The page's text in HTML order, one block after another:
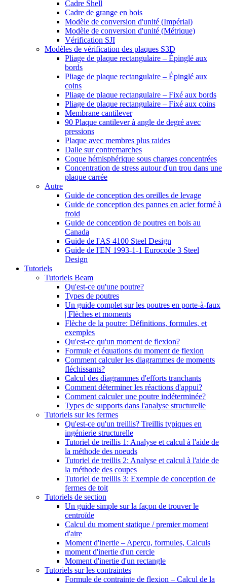
Cadre Shell
Cadre de grange en bois
Modèle de conversion d'unité (Impérial)
Modèle de conversion d'unité (Métrique)
Vérification SJI
Modèles de vérification des plaques S3D
Pliage de plaque rectangulaire – Épinglé aux
bords
Pliage de plaque rectangulaire – Épinglé aux
coins
Pliage de plaque rectangulaire – Fixé aux bords
Pliage de plaque rectangulaire – Fixé aux coins
Membrane cantilever
90 Plaque cantilever à angle de degré avec
pressions
Plaque avec membres plus raides
Dalle sur contremarches
Coque hémisphérique sous charges concentrées
Concentration de stress autour d'un trou dans une
plaque carrée
Autre
Guide de conception des oreilles de levage
Guide de conception des pannes en acier formé à
froid
Guide de conception de poutres en bois au
Canada
Guide de l'AS 4100 Steel Design
Guide de l'EN 1993-1-1 Eurocode 3 Steel
Design
Tutoriels
Tutoriels Beam
Qu'est-ce qu'une poutre?
Types de poutres
Un guide complet sur les poutres en porte-à-faux
| Flèches et moments
Flèche de la poutre: Définitions, formules, et
exemples
Qu'est-ce qu'un moment de flexion?
Formule et équations du moment de flexion
Comment calculer les diagrammes de moments
fléchissants?
Calcul des diagrammes d'efforts tranchants
Comment déterminer les réactions d'appui?
Comment calculer une poutre indéterminée?
Types de supports dans l'analyse structurelle
Tutoriels sur les fermes
Qu'est-ce qu'un treillis? Treillis typiques en
ingénierie structurelle
Tutoriel de treillis 1: Analyse et calcul à l'aide de
la méthode des noeuds
Tutoriel de treillis 2: Analyse et calcul à l'aide de
la méthode des coupes
Tutoriel de treillis 3: Exemple de conception de
fermes de toit
Tutoriels de section
Un guide simple sur la façon de trouver le
centroïde
Calcul du moment statique / premier moment
d'aire
Moment d'inertie – Aperçu, formules, Calculs
moment d'inertie d'un cercle
Moment d'inertie d'un rectangle
Tutoriels sur les contraintes
Formule de contrainte de flexion – Calcul de la